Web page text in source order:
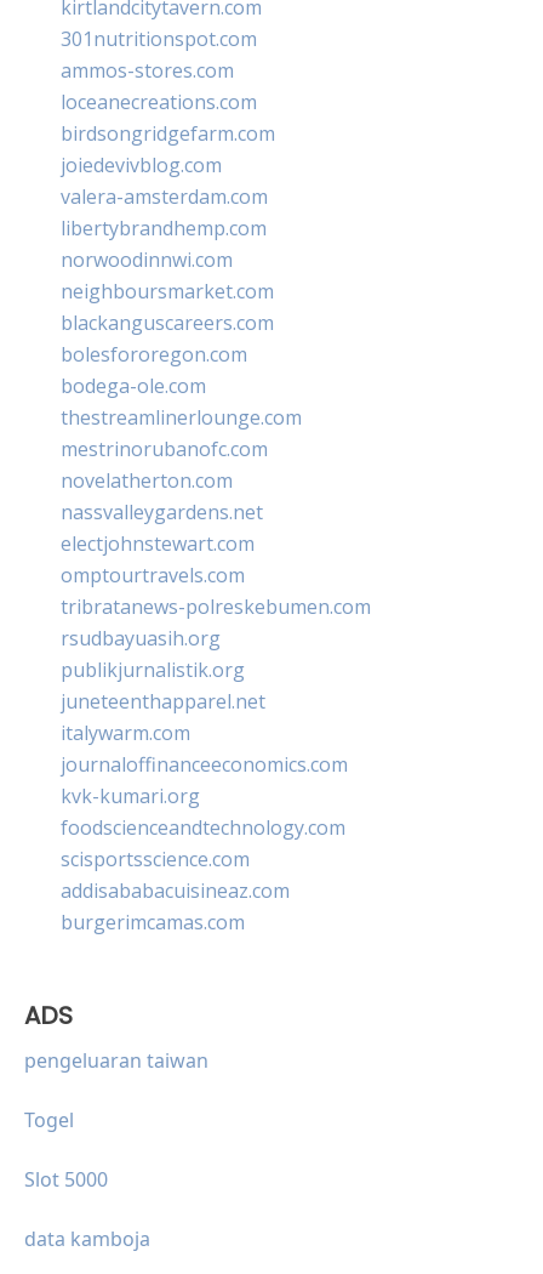
kirtlandcitytavern.com
301nutritionspot.com
ammos-stores.com
loceanecreations.com
birdsongridgefarm.com
joiedevivblog.com
valera-amsterdam.com
libertybrandhemp.com
norwoodinnwi.com
neighboursmarket.com
blackanguscareers.com
bolesfororegon.com
bodega-ole.com
thestreamlinerlounge.com
mestrinorubanofc.com
novelatherton.com
nassvalleygardens.net
electjohnstewart.com
omptourtravels.com
tribratanews-polreskebumen.com
rsudbayuasih.org
publikjurnalistik.org
juneteenthapparel.net
italywarm.com
journaloffinanceeconomics.com
kvk-kumari.org
foodscienceandtechnology.com
scisportsscience.com
addisababacuisineaz.com
burgerimcamas.com
ADS
pengeluaran taiwan
Togel
Slot 5000
data kamboja